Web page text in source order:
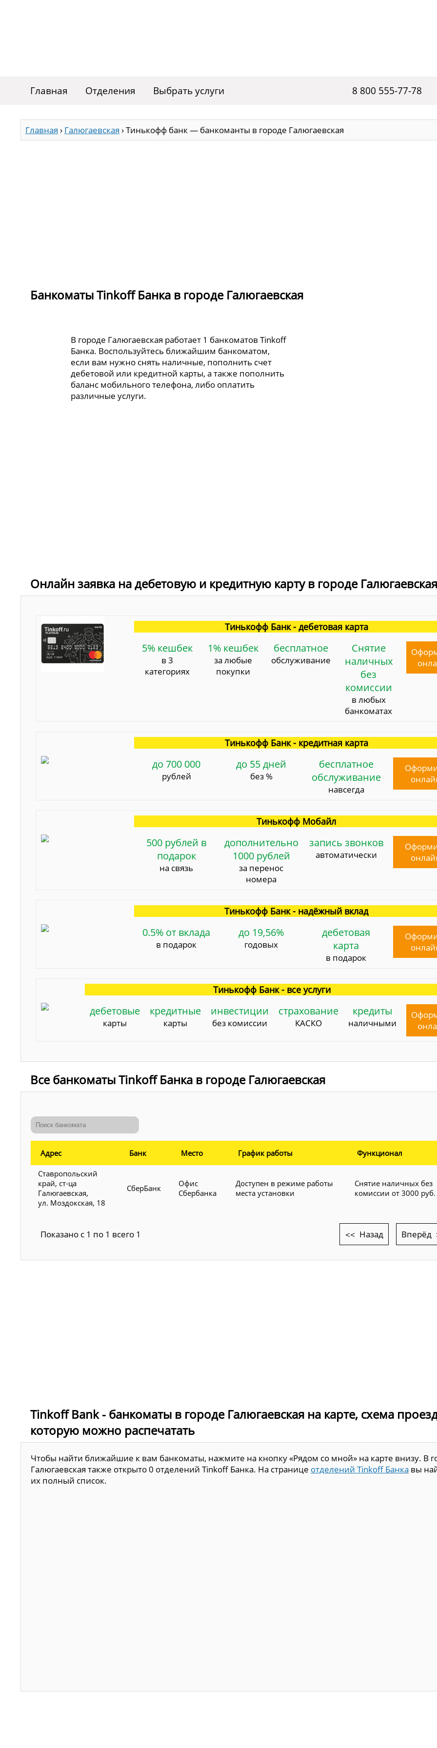
Главная Отделения Выбрать услуги 8 800 555-77-78
Главная › Галюгаевская ›Тинькофф банк — банкоманты в городе Галюгаевская
Банкоматы Tinkoff Банка в городе Галюгаевская
В городе Галюгаевская работает 1 банкоматов Tinkoff
Банка. Воспользуйтесь ближайшим банкоматом,
если вам нужно снять наличные, пополнить счет
дебетовой или кредитной карты, а также пополнить
баланс мобильного телефона, либо оплатить
различные услуги.
Онлайн заявка на дебетовую и кредитную карту в городе Галюгаевская
Тинькофф Банк - дебетовая карта
5% кешбек
в 3
категориях
1% кешбек
за любые
покупки
бесплатное
обслуживание
Снятие
наличных
без
комиссии
в любых
банкоматах
Тинькофф Банк - кредитная карта
до 700 000
рублей
до 55 дней
без %
бесплатное
обслуживание
навсегда
Тинькофф Мобайл
500 рублей в
подарок
на связь
дополнительно
1000 рублей
за перенос
номера
запись звонков
автоматически
Тинькофф Банк - надёжный вклад
0.5% от вклада
в подарок
до 19,56%
годовых
дебетовая
карта
в подарок
Тинькофф Банк - все услуги
дебетовые
карты
кредитные
карты
инвестиции
без комиссии
страхование
КАСКО
кредиты
наличными
Все банкоматы Tinkoff Банка в городе Галюгаевская
Адрес Банк Место График работы Функционал
Ставропольский
край, ст-ца
Галюгаевская,
ул. Моздокская, 18
СберБанк
Офис
Сбербанка
Доступен в режиме работы
места установки
Снятие наличных без
комиссии от 3000 руб.
Показано с 1 по 1 всего 1 Назад Вперёд
Tinkoff Bank - банкоматы в городе Галюгаевская на карте, схема
которую можно распечатать
Чтобы найти ближайшие к вам банкоматы, нажмите на кнопку «Рядом со мной» на карте внизу. В
Галюгаевская также открыто 0 отделений Tinkoff Банка. На странице отделений Tinkoff Банка вы
их полный список.